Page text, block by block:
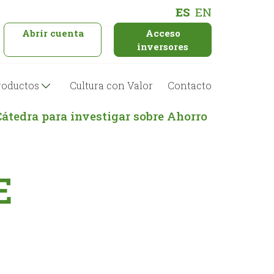
ES EN
Abrir cuenta
Acceso
inversores
Cultura con Valor Contacto
para investigar sobre Ahorro